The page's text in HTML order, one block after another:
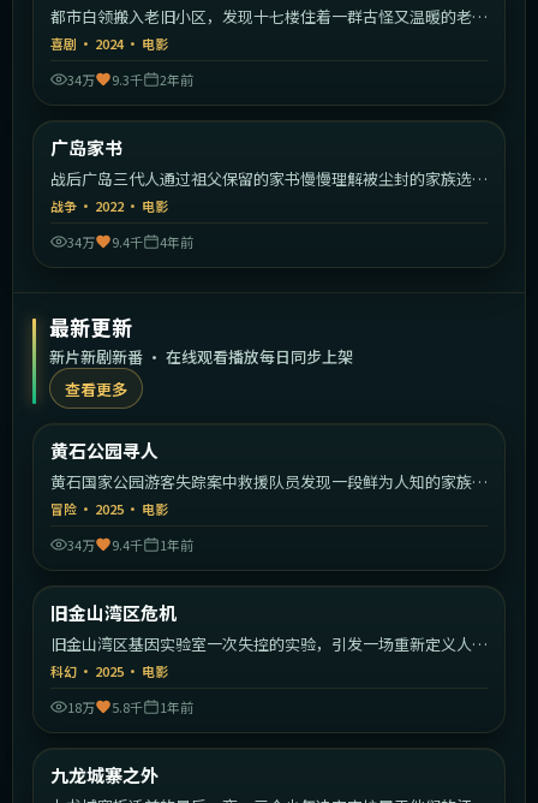
都市白领搬入老旧小区，发现十七楼住着一群古怪又温暖的老北
漂邻居。
喜剧 · 2024· 电影
34万
9.3千 2年前
热门
广岛家书
战后广岛三代人通过祖父保留的家书慢慢理解被尘封的家族选
择。
战争 · 2022· 电影
34万
9.4千 4年前
最新更新
新片新剧新番 · 在线观看播放每日同步上架
查看更多
最新
黄石公园寻人
黄石国家公园游客失踪案中救援队员发现一段鲜为人知的家族秘
密。
冒险 · 2025 · 电影
34万
9.4千 1年前
最新
旧金山湾区危机
旧金山湾区基因实验室一次失控的实验，引发一场重新定义人类
的危机。
科幻 · 2025 · 电影
18万
5.8千 1年前
最新
九龙城寨之外